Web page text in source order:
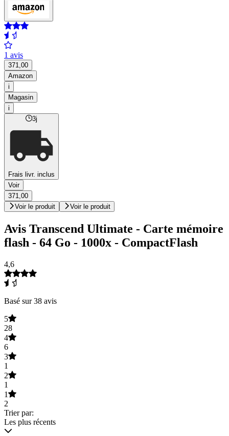
1 avis
371,00
Amazon
i
Magasin
i
3j
Frais livr. inclus
Voir
371,00
Voir le produit
Voir le produit
Avis Transcend Ultimate - Carte mémoire
flash - 64 Go - 1000x - CompactFlash
4,6
Basé sur 38 avis
5
28
4
6
3
1
2
1
1
2
Trier par:
Les plus récents